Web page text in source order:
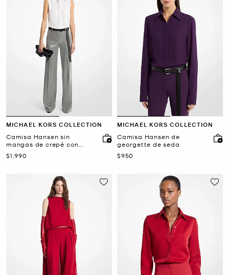
MICHAEL KORS COLLECTION
Camisa Hansen sin
mangas de crepé con
lentejuelas
Ahora
$1,990
MICHAEL KORS COLLECTION
Camisa Hansen de
georgette de seda
Ahora
$950